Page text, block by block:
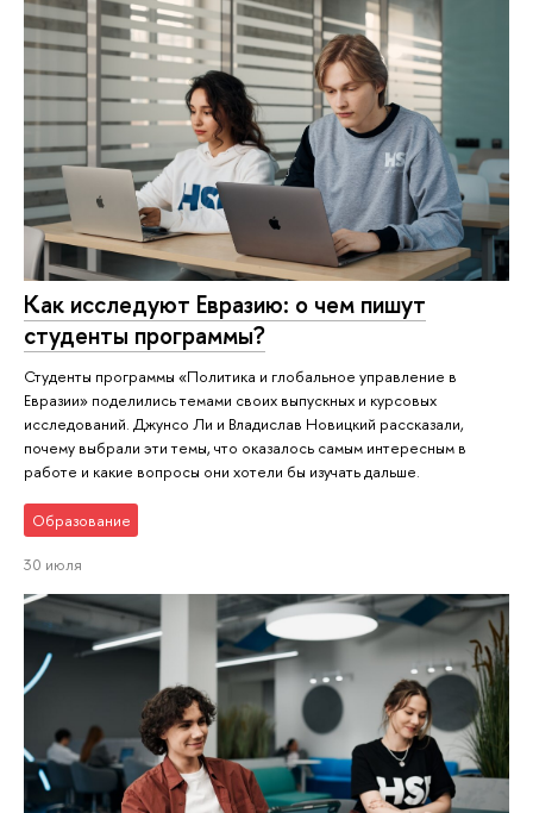
Как исследуют Евразию: о чем пишут
студенты программы?
Студенты программы «Политика и глобальное управление в
Евразии» поделились темами своих выпускных и курсовых
исследований. Джунсо Ли и Владислав Новицкий рассказали,
почему выбрали эти темы, что оказалось самым интересным в
работе и какие вопросы они хотели бы изучать дальше.
Образование
30 июля